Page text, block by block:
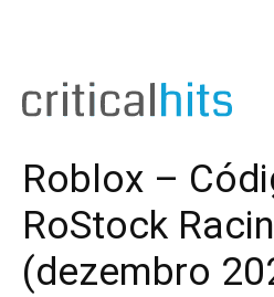
Roblox –
RoStock
(dezembro